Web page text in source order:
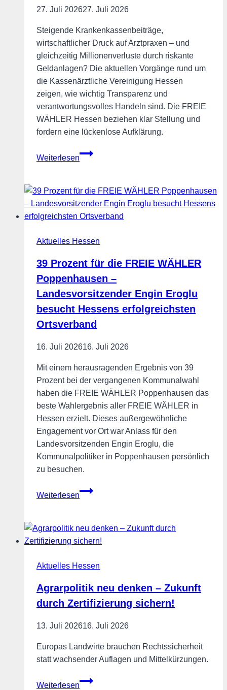
27. Juli 202627. Juli 2026
Steigende Krankenkassenbeiträge,
wirtschaftlicher Druck auf Arztpraxen – und
gleichzeitig Millionenverluste durch riskante
Geldanlagen? Die aktuellen Vorgänge rund um
die Kassenärztliche Vereinigung Hessen
zeigen, wie wichtig Transparenz und
verantwortungsvolles Handeln sind. Die FREIE
WÄHLER Hessen beziehen klar Stellung und
fordern eine lückenlose Aufklärung.
Weiterlesen
Beitragsgelder
die
Versorgung
–
ins
Aktuelles Hessen
39 Prozent für die FREIE WÄHLER
Poppenhausen –
Landesvorsitzender Engin Eroglu
besucht Hessens erfolgreichsten
Ortsverband
16. Juli 202616. Juli 2026
Mit einem herausragenden Ergebnis von 39
Prozent bei der vergangenen Kommunalwahl
haben die FREIE WÄHLER Poppenhausen das
beste Wahlergebnis aller FREIE WÄHLER in
Hessen erzielt. Dieses außergewöhnliche
Engagement vor Ort war Anlass für den
Landesvorsitzenden Engin Eroglu, die
Kommunalpolitiker in Poppenhausen persönlich
zu besuchen.
Weiterlesen
39
die
FREIE
Poppenhausen
Landesvorsitzender
Engin
besucht
Hessens
erfolgreichsten
Aktuelles Hessen
Agrarpolitik neu denken – Zukunft
durch Zertifizierung sichern!
13. Juli 202616. Juli 2026
Europas Landwirte brauchen Rechtssicherheit
statt wachsender Auflagen und Mittelkürzungen.
Weiterlesen
Agrarpolitik